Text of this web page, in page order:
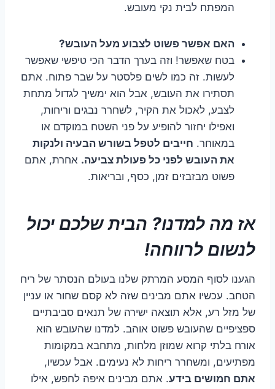
המפתח לבית נקי מעובש.
האם אפשר פשוט לצבוע מעל העובש?
בטח שאפשר! וזה בערך הדבר הכי טיפשי שאפשר
לעשות. זה כמו לשים פלסטר על שבר פתוח. אתם
תסתירו את העובש, אבל הוא ימשיך לגדול מתחת
לצבע, לאכול את הקיר, לשחרר נבגים וריחות,
ואפילו יחזור להופיע על פני השטח במוקדם או
במאוחר. חייבים לטפל בשורש הבעיה ולנקות
את העובש לפני כל פעולת צביעה. אחרת, אתם
פשוט מבזבזים זמן, כסף, ובריאות.
אז מה למדנו? הבית שלכם יכול
לנשום לרווחה!
הגענו לסוף המסע המרתק שלנו בעולם הנסתר של ריח
הטחב. עכשיו אתם מבינים שזה לא קסם שחור או עניין
של מזל רע, אלא תוצאה ישירה של תנאים סביבתיים
ספציפיים שהעובש פשוט אוהב. למדנו שהעובש הוא
אורח בלתי קרוא שמוזן מלחות, מתחבא במקומות
מפתיעים, ומשחרר ריחות לא נעימים. אבל עכשיו,
אתם חמושים בידע. אתם מבינים איפה לחפש, אילו